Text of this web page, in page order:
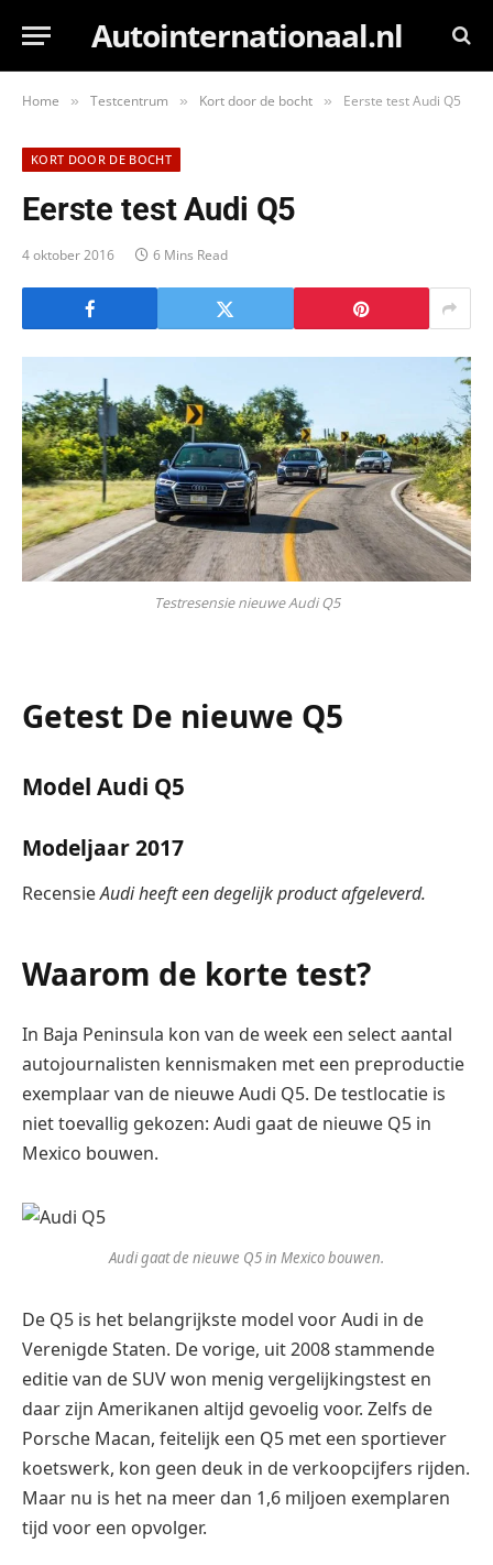
Autointernationaal.nl
Home » Testcentrum » Kort door de bocht » Eerste test Audi Q5
KORT DOOR DE BOCHT
Eerste test Audi Q5
4 oktober 2016 6 Mins Read
Testresensie nieuwe Audi Q5
Getest De nieuwe Q5
Model Audi Q5
Modeljaar2017
RecensieAudi heeft een degelijk product afgeleverd.
Waarom de korte test?
In Baja Peninsula kon van de week een select aantal
autojournalisten kennismaken met een preproductie
exemplaar van de nieuwe Audi Q5. De testlocatie is
niet toevallig gekozen: Audi gaat de nieuwe Q5 in
Mexico bouwen.
Audi gaat de nieuwe Q5 in Mexico bouwen.
De Q5 is het belangrijkste model voor Audi in de
Verenigde Staten. De vorige, uit 2008 stammende
editie van de SUV won menig vergelijkingstest en
daar zijn Amerikanen altijd gevoelig voor. Zelfs de
Porsche Macan, feitelijk een Q5 met een sportiever
koetswerk, kon geen deuk in de verkoopcijfers rijden.
Maar nu is het na meer dan 1,6 miljoen exemplaren
tijd voor een opvolger.